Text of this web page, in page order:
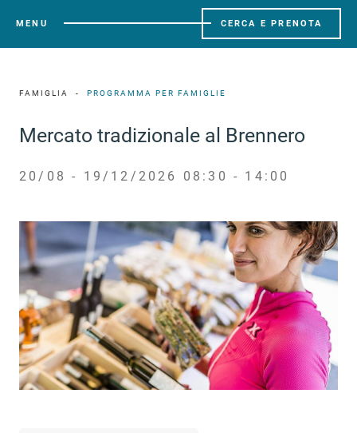
MENU CERCA E PRENOTA
FAMIGLIA PROGRAMMA PER FAMIGLIE
Mercato tradizionale al Brennero
20/08 - 19/12/2026 08:30 - 14:00